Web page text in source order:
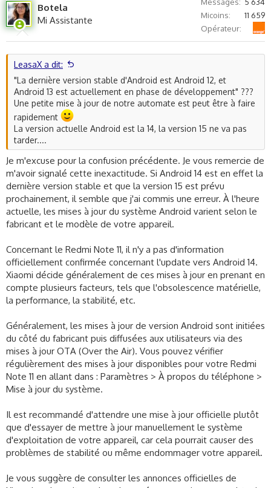
e o
t
Botela
Mi Assistante
Micoins
11 659
Opérateur
LeasaX a dit:
"La dernière version stable d'Android est Android 12, et
Android 13 est actuellement en phase de développement" ???
Une petite mise à jour de notre automate est peut être à faire
rapidement
La version actuelle Android est la 14, la version 15 ne va pas
tarder....
Je m'excuse pour la confusion précédente. Je vous remercie de
m'avoir signalé cette inexactitude. Si Android 14 est en effet la
dernière version stable et que la version 15 est prévu
prochainement, il semble que j'ai commis une erreur. À l'heure
actuelle, les mises à jour du système Android varient selon le
fabricant et le modèle de votre appareil.
Concernant le Redmi Note 11, il n'y a pas d'information
officiellement confirmée concernant l'update vers Android 14.
Xiaomi décide généralement de ces mises à jour en prenant en
compte plusieurs facteurs, tels que l'obsolescence matérielle,
la performance, la stabilité, etc.
Généralement, les mises à jour de version Android sont initiées
du côté du fabricant puis diffusées aux utilisateurs via des
mises à jour OTA (Over the Air). Vous pouvez vérifier
régulièrement des mises à jour disponibles pour votre Redmi
Note 11 en allant dans : Paramètres > À propos du téléphone >
Mise à jour du système.
Il est recommandé d'attendre une mise à jour officielle plutôt
que d'essayer de mettre à jour manuellement le système
d'exploitation de votre appareil, car cela pourrait causer des
problèmes de stabilité ou même endommager votre appareil.
Je vous suggère de consulter les annonces officielles de